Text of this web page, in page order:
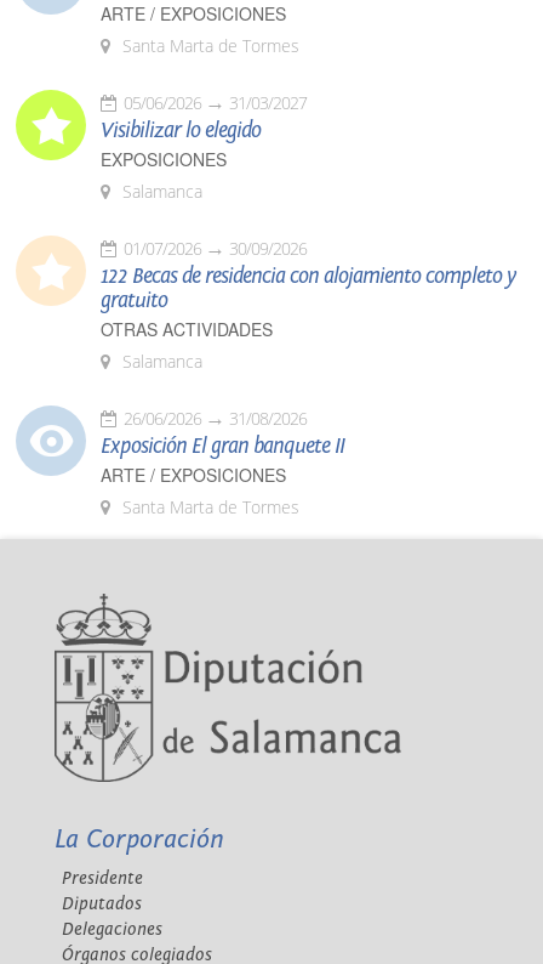
ARTE / EXPOSICIONES
Santa Marta de Tormes
05/06/2026 31/03/2027
Visibilizar lo elegido
EXPOSICIONES
Salamanca
01/07/2026 30/09/2026
122 Becas de residencia con alojamiento completo y
gratuito
OTRAS ACTIVIDADES
Salamanca
26/06/2026 31/08/2026
Exposición El gran banquete II
ARTE / EXPOSICIONES
Santa Marta de Tormes
La Corporación
Presidente
Diputados
Delegaciones
Órganos colegiados